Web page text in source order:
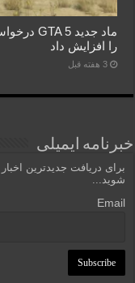
را افزایش داد
3 هفته قبل
خبرنامه ایمیلی
برای دریافت جدیدترین
شوید...
Email